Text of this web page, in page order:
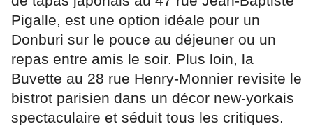
Pigalle, est une option idéale pour un
Donburi sur le pouce au déjeuner ou un
repas entre amis le soir. Plus loin, la
Buvette au 28 rue Henry-Monnier revisite le
bistrot parisien dans un décor new-yorkais
spectaculaire et séduit tous les critiques.